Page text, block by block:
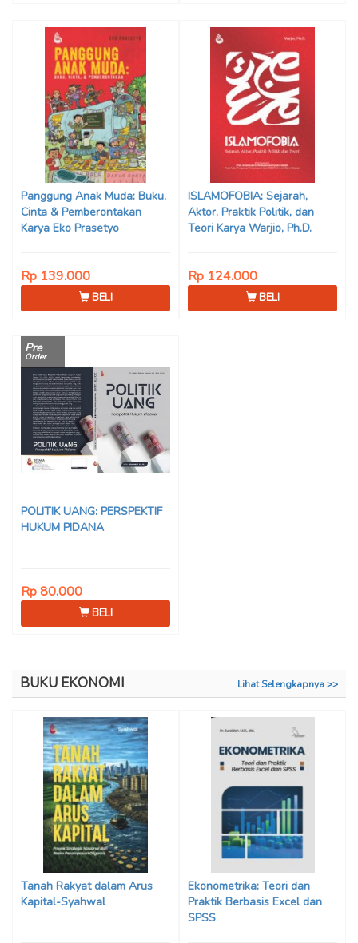
Panggung Anak Muda: Buku,
Cinta & Pemberontakan
Karya Eko Prasetyo
Rp 139.000
BELI
ISLAMOFOBIA: Sejarah,
Aktor, Praktik Politik, dan
Teori Karya Warjio, Ph.D.
Rp 124.000
BELI
Pre
Order
POLITIK UANG: PERSPEKTIF
HUKUM PIDANA
Rp 80.000
BELI
BUKU EKONOMI Lihat Selengkapnya >>
Tanah Rakyat dalam Arus
Kapital-Syahwal
Ekonometrika: Teori dan
Praktik Berbasis Excel dan
SPSS